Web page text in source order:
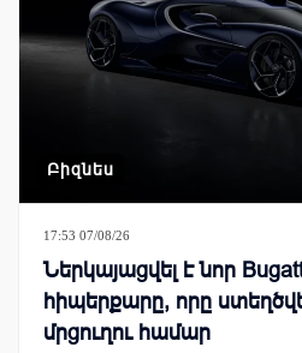
Բիզնես
17:53 07/08/26
Ներկայացվել է նոր
հիպերքարը, որը
մրցուղու համար